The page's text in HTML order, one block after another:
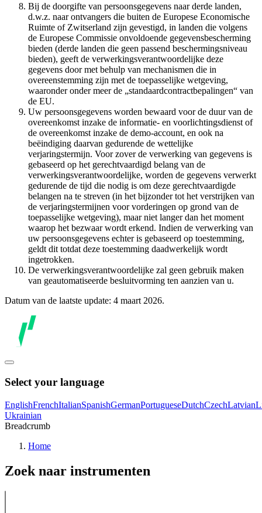
Bij de doorgifte van persoonsgegevens naar derde landen,
d.w.z. naar ontvangers die buiten de Europese Economische
Ruimte of Zwitserland zijn gevestigd, in landen die volgens
de Europese Commissie onvoldoende gegevensbescherming
bieden (derde landen die geen passend beschermingsniveau
bieden), geeft de verwerkingsverantwoordelijke deze
gegevens door met behulp van mechanismen die in
overeenstemming zijn met de toepasselijke wetgeving,
waaronder onder meer de „standaardcontractbepalingen“ van
de EU.
Uw persoonsgegevens worden bewaard voor de duur van de
overeenkomst inzake de informatie- en voorlichtingsdienst of
de overeenkomst inzake de demo-account, en ook na
beëindiging daarvan gedurende de wettelijke
verjaringstermijn. Voor zover de verwerking van gegevens is
gebaseerd op het gerechtvaardigd belang van de
verwerkingsverantwoordelijke, worden de gegevens verwerkt
gedurende de tijd die nodig is om deze gerechtvaardigde
belangen na te streven (in het bijzonder tot het verstrijken van
de verjaringstermijnen voor vorderingen op grond van de
toepasselijke wetgeving), maar niet langer dan het moment
waarop het bezwaar wordt erkend. Indien de verwerking van
uw persoonsgegevens echter is gebaseerd op toestemming,
geldt dit totdat deze toestemming daadwerkelijk wordt
ingetrokken.
De verwerkingsverantwoordelijke zal geen gebruik maken
van geautomatiseerde besluitvorming ten aanzien van u.
Datum van de laatste update: 4 maart 2026.
Select your language
EnglishFrenchItalianSpanishGermanPortugueseDutchCzechLatvian
Ukrainian
Breadcrumb
Home
Zoek naar instrumenten